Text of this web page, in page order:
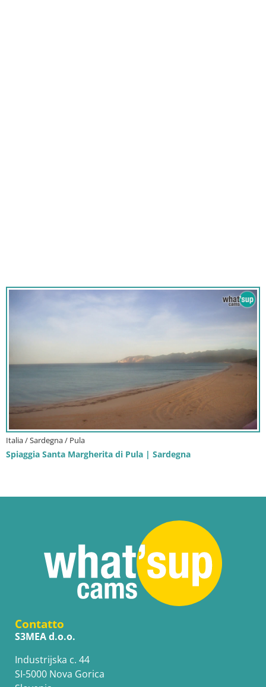
Italia / Sardegna / Pula
Spiaggia Santa Margherita di Pula | Sardegna
Contatto
S3MEA d.o.o.
Industrijska c. 44
SI-5000 Nova Gorica